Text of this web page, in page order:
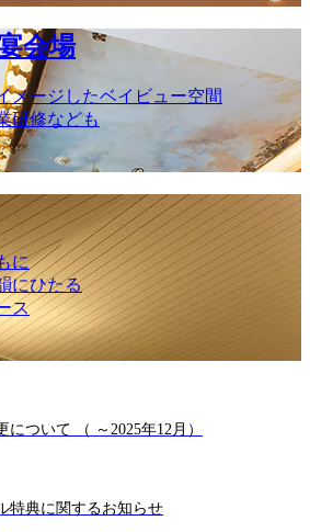
会場
メージしたベイビュー空間
研修なども
に
にひたる
ス
ついて （ ～2025年12月）
特典に関するお知らせ